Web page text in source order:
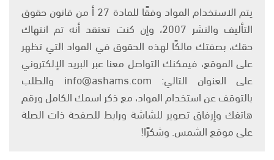
يتم الاستخدام المواد وفقًا للمادة 27 أ من قانون حقوق
التأليف والنشر 2007، وإن كنت تعتقد أنه تم انتهاك
حقك، بصفتك مالكًا لهذه الحقوق في المواد التي تظهر
على الموقع، فيمكنك التواصل معنا عبر البريد الإلكتروني
على العنوان التالي: info@ashams.com والطلب
بالتوقف عن استخدام المواد، مع ذكر اسمك الكامل ورقم
هاتفك وإرفاق تصوير للشاشة ورابط للصفحة ذات الصلة
على موقع الشمس. وشكرًا!